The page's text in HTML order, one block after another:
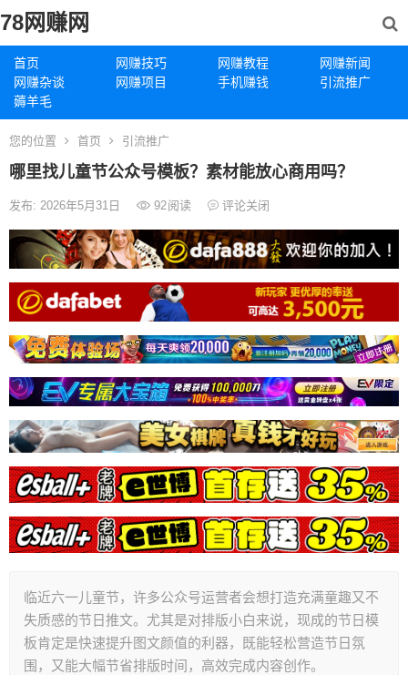
78网赚网
首页 网赚技巧 网赚教程
网赚新闻
网赚杂谈
网赚项目 手机赚钱
引流推广
薅羊毛
您的位置 首页 引流推广
哪里找儿童节公众号模板？素材能放心商用吗？
发布: 2026年5月31日 92阅读 评论关闭
临近六一儿童节，许多公众号运营者会想打造充满童趣又不
失质感的节日推文。尤其是对排版小白来说，现成的节日模
板肯定是快速提升图文颜值的利器，既能轻松营造节日氛
围，又能大幅节省排版时间，高效完成内容创作。